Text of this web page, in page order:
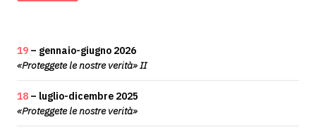
19 – gennaio-giugno 2026
«Proteggete le nostre verità» II
18 – luglio-dicembre 2025
«Proteggete le nostre verità»